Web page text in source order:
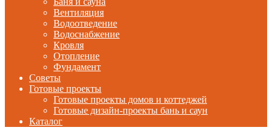
Вентиляция
Водоотведение
Водоснабжение
Кровля
Отопление
Фундамент
Советы
Готовые проекты
Готовые проекты домов и коттеджей
Готовые дизайн-проекты бань и саун
Каталог